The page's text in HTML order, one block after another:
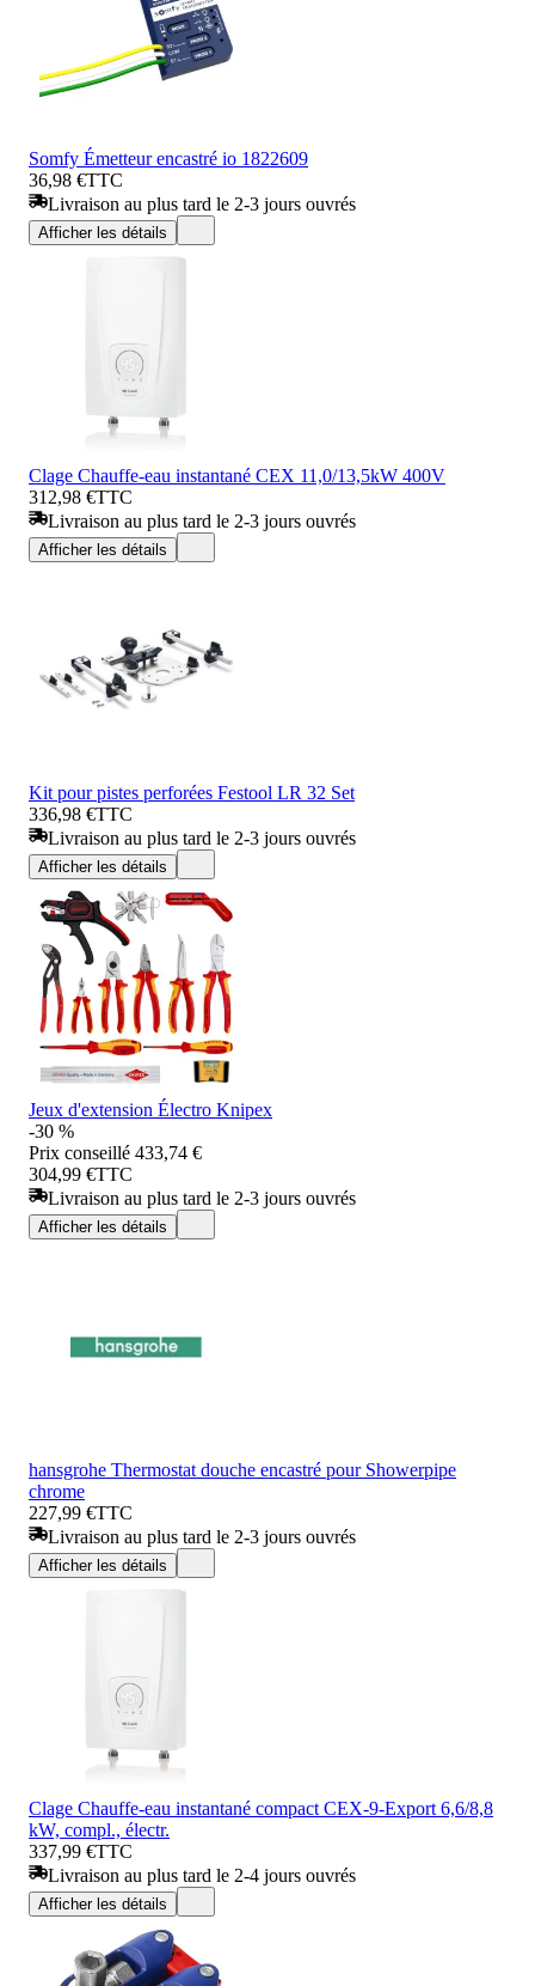
Somfy Émetteur encastré io 1822609
36,98 €TTC
Livraison au plus tard le 2-3 jours ouvrés
Afficher les détails
Clage Chauffe-eau instantané CEX 11,0/13,5kW 400V
312,98 €TTC
Livraison au plus tard le 2-3 jours ouvrés
Afficher les détails
Kit pour pistes perforées Festool LR 32 Set
336,98 €TTC
Livraison au plus tard le 2-3 jours ouvrés
Afficher les détails
Jeux d'extension Électro Knipex
-30 %
Prix conseillé 433,74 €
304,99 €TTC
Livraison au plus tard le 2-3 jours ouvrés
Afficher les détails
hansgrohe Thermostat douche encastré pour Showerpipe
chrome
227,99 €TTC
Livraison au plus tard le 2-3 jours ouvrés
Afficher les détails
Clage Chauffe-eau instantané compact CEX-9-Export 6,6/8,8
kW, compl., électr.
337,99 €TTC
Livraison au plus tard le 2-4 jours ouvrés
Afficher les détails